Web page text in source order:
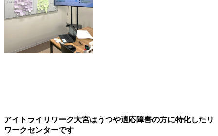
アイトライリワーク大宮はうつや適応障害の方に特化したリ
ワークセンターです